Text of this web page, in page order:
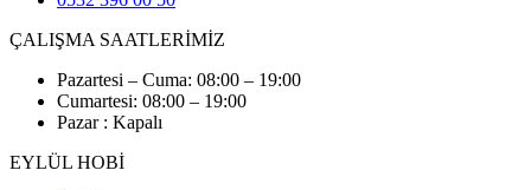
ÇALIŞMA SAATLERİMİZ
Pazartesi – Cuma: 08:00 – 19:00
Cumartesi: 08:00 – 19:00
Pazar : Kapalı
EYLÜL HOBİ